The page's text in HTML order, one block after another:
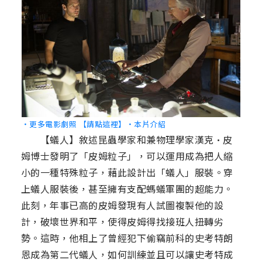
‧更多電影劇照 【請點這裡】 ‧本片介紹
【蟻人】敘述昆蟲學家和兼物理學家漢克•皮
姆博士發明了「皮姆粒子」，可以運用成為把人縮
小的一種特殊粒子，藉此設計出「蟻人」服裝。穿
上蟻人服裝後，甚至擁有支配螞蟻軍團的超能力。
此刻，年事已高的皮姆發現有人試圖複製他的設
計，破壞世界和平，使得皮姆得找接班人扭轉劣
勢。這時，他相上了曾經犯下偷竊前科的史考特朗
恩成為第二代蟻人，如何訓練並且可以讓史考特成